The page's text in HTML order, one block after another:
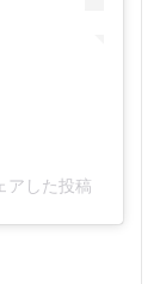
アした投稿